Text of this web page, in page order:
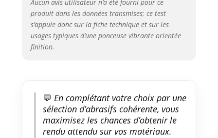
Aucun avis utilisateur n’a été fourni pour ce
produit dans les données transmises; ce test
s’appuie donc sur la fiche technique et sur les
usages typiques d’une ponceuse vibrante orientée
finition.
💬 En complétant votre choix par une
sélection d’abrasifs cohérente, vous
maximisez les chances d’obtenir le
rendu attendu sur vos matériaux.